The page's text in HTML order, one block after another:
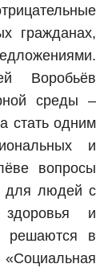
гражданах,
Воробьёв
среды –
стать одним
и
вопросы
для людей с
здоровья и
решаются в
«Социальная